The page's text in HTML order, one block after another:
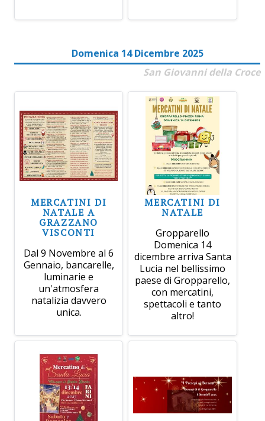
Domenica 14 Dicembre 2025
San Giovanni della Croce
MERCATINI DI
NATALE A
GRAZZANO
VISCONTI
Dal 9 Novembre al 6
Gennaio, bancarelle,
luminarie e
un'atmosfera
natalizia davvero
unica.
MERCATINI DI
NATALE
Gropparello
Domenica 14
dicembre arriva Santa
Lucia nel bellissimo
paese di Gropparello,
con mercatini,
spettacoli e tanto
altro!